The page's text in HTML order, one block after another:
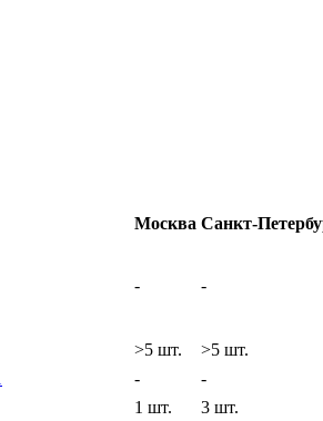
Москва Санкт-
- -
>5 шт. >5 шт.
- -
1 шт. 3 шт.